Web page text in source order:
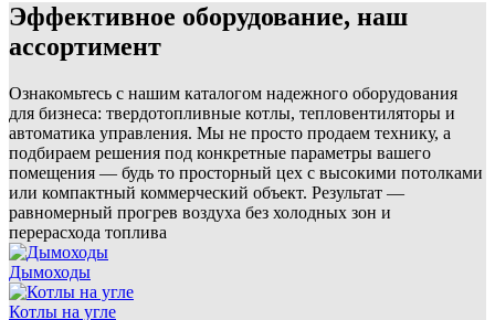
Эффективное оборудование, наш
ассортимент
Ознакомьтесь с нашим каталогом надежного оборудования
для бизнеса: твердотопливные котлы, тепловентиляторы и
автоматика управления. Мы не просто продаем технику, а
подбираем решения под конкретные параметры вашего
помещения — будь то просторный цех с высокими потолками
или компактный коммерческий объект. Результат —
равномерный прогрев воздуха без холодных зон и
перерасхода топлива
Дымоходы
Котлы на угле